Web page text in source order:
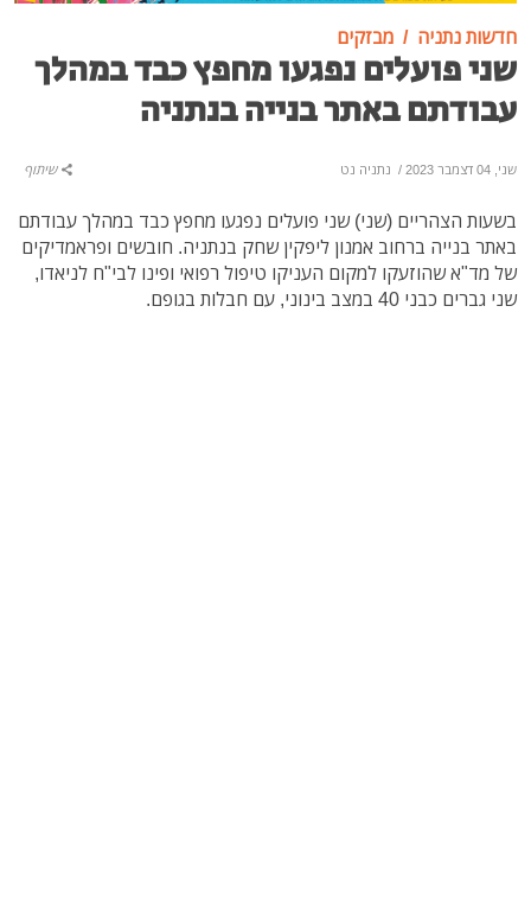
חדשות נתניה מבזקים
שני פועלים נפגעו מחפץ כבד במהלך
עבודתם באתר בנייה בנתניה
שני, 04 דצמבר 2023 / נתניה נט שיתוף
בשעות הצהריים (שני) שני פועלים נפגעו מחפץ כבד במהלך עבודתם
באתר בנייה ברחוב אמנון ליפקין שחק בנתניה. חובשים ופראמדיקים
של מד"א שהוזעקו למקום העניקו טיפול רפואי ופינו לבי"ח לניאדו,
שני גברים כבני 40 במצב בינוני, עם חבלות בגופם.